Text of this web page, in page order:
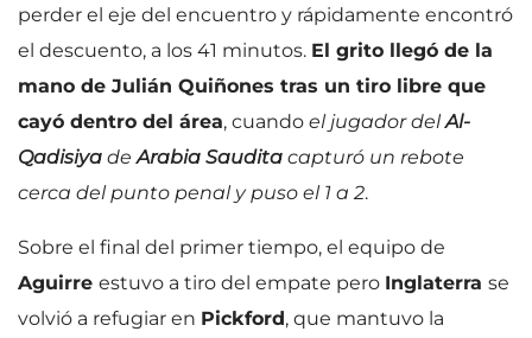
perder el eje del encuentro y rápidamente encontró
el descuento, a los 41 minutos. El grito llegó de la
mano de Julián Quiñones tras un tiro libre que
cayó dentro del área, cuando el jugador delAl-
Qadisiya deArabia Saudita capturó un rebote
cerca del punto penal y puso el 1 a 2.
Sobre el final del primer tiempo, el equipo de
Aguirre estuvo a tiro del empate pero Inglaterra se
volvió a refugiar en Pickford, que mantuvo la